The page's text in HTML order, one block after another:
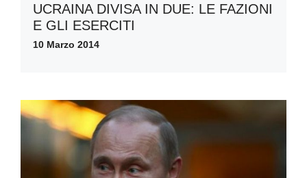
UCRAINA DIVISA IN DUE: LE FAZIONI
E GLI ESERCITI
10 Marzo 2014